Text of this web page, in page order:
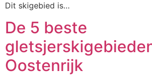
Dit skigebied is…
De 5 beste
Oostenrijk